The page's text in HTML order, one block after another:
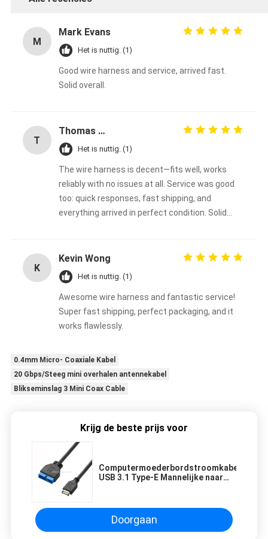
M
Mark Evans
Het is nuttig. (1)
Good wire harness and service, arrived fast.
Solid overall.
T
Thomas Müller
Het is nuttig. (1)
The wire harness is decent—fits well, works
reliably with no issues at all. Service was good
too: quick responses, fast shipping, and
everything arrived in perfect condition. Solid
K
Kevin Wong
Het is nuttig. (1)
Awesome wire harness and fantastic service!
Super fast shipping, perfect packaging, and it
works flawlessly.
0.4mm Micro- Coaxiale Kabel
20 Gbps/Steeg mini overhalen antennekabel
Blikseminslag 3 Mini Coax Cable
Krijg de beste prijs voor
Computermoederbordstroomkabel
USB 3.1 Type-E Mannelijke naar
Doorgaan